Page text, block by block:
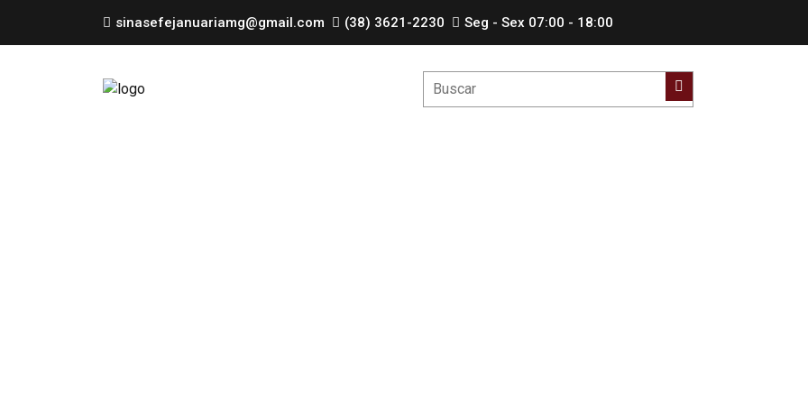
sinasefejanuariamg@gmail.com (38) 3621-2230 Seg - Sex 07:00 - 18:00